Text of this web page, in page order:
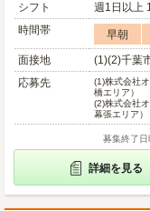
シフト
週1日以上
時間帯
早朝
面接地
(1)(2)千葉
応募先
(1)株式会社
橋エリア）
(2)株式会社
幕張エリア）
募集終了
詳細を見る